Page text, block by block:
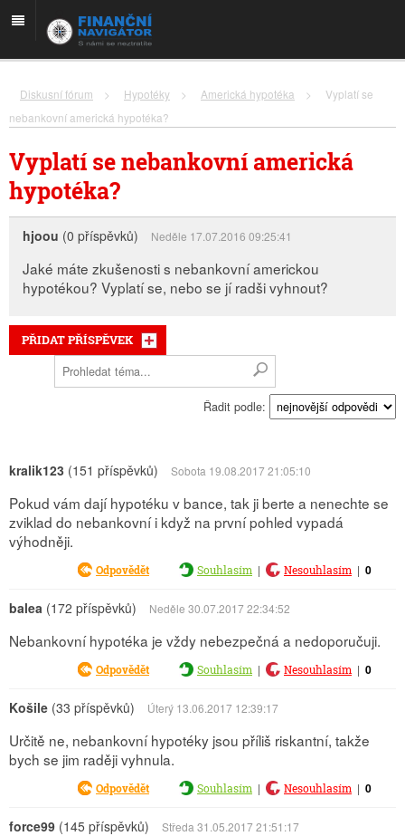
Diskusní fórum > Hypotéky > Americká hypotéka >
Vyplatí se
nebankovní americká hypotéka?
Vyplatí se nebankovní americká
hypotéka?
hjoou (0 příspěvků) Neděle 17.07.2016 09:25:41
Jaké máte zkušenosti s nebankovní americkou
hypotékou? Vyplatí se, nebo se jí radši vyhnout?
PŘIDAT PŘÍSPĚVEK
Řadit podle:
kralik123 (151 příspěvků) Sobota 19.08.2017 21:05:10
Pokud vám dají hypotéku v bance, tak ji berte a nenechte se
zviklad do nebankovní i když na první pohled vypadá
výhodněji.
Odpovědět Souhlasím | Nesouhlasím | 0
balea (172 příspěvků) Neděle 30.07.2017 22:34:52
Nebankovní hypotéka je vždy nebezpečná a nedoporučuji.
Odpovědět Souhlasím | Nesouhlasím | 0
Košile (33 příspěvků) Úterý 13.06.2017 12:39:17
Určitě ne, nebankovní hypotéky jsou příliš riskantní, takže
bych se jim raději vyhnula.
Odpovědět Souhlasím | Nesouhlasím | 0
force99 (145 příspěvků) Středa 31.05.2017 21:51:17